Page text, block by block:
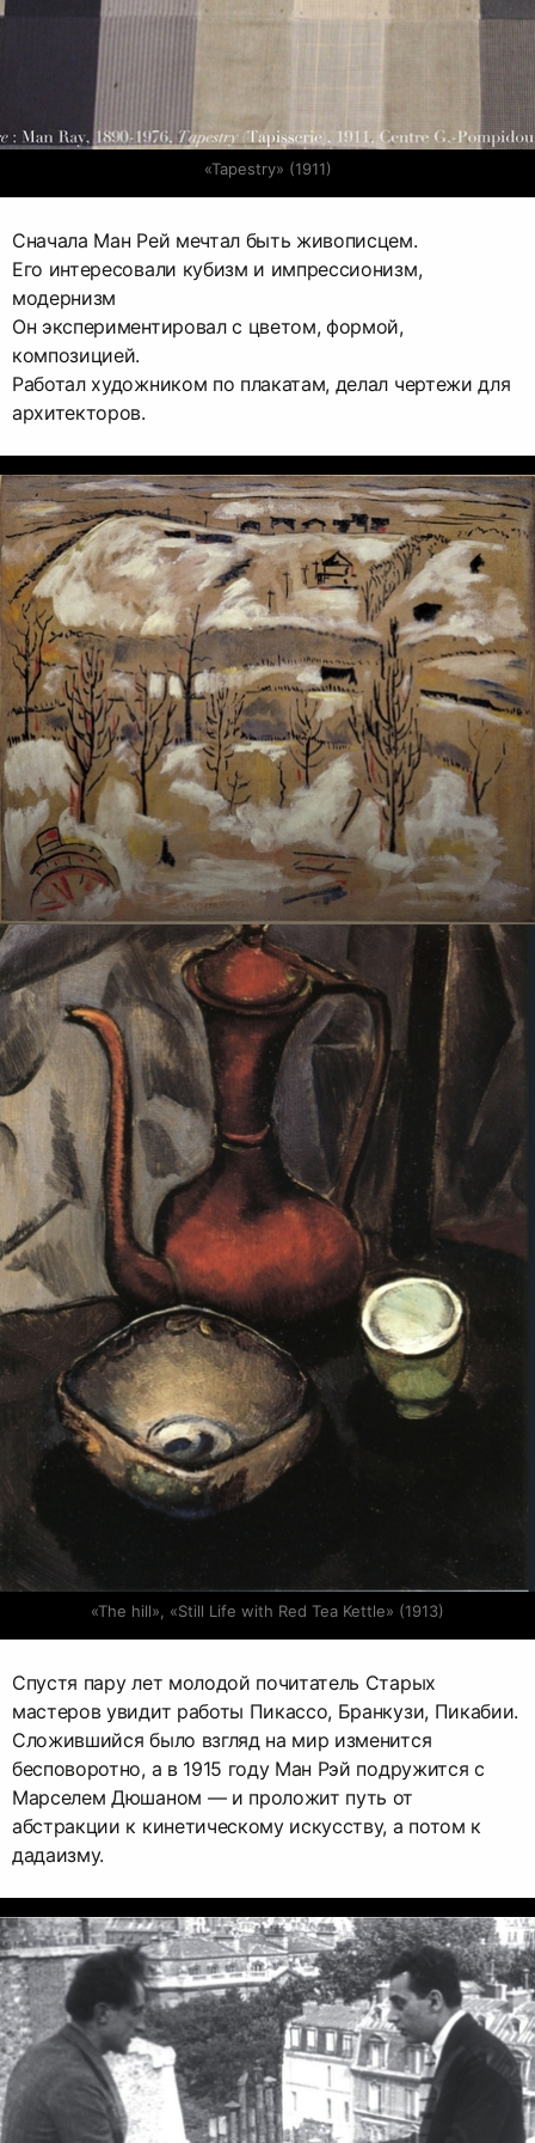
«Tapestry» (1911)
Сначала Ман Рей мечтал быть живописцем.
Его интересовали кубизм и импрессионизм,
модернизм
Он экспериментировал с цветом, формой,
композицией.
Работал художником по плакатам, делал чертежи для
архитекторов.
«The hill», «Still Life with Red Tea Kettle» (1913)
Спустя пару лет молодой почитатель Старых
мастеров увидит работы Пикассо, Бранкузи, Пикабии.
Сложившийся было взгляд на мир изменится
бесповоротно, а в 1915 году Ман Рэй подружится с
Марселем Дюшаном — и проложит путь от
абстракции к кинетическому искусству, а потом к
дадаизму.